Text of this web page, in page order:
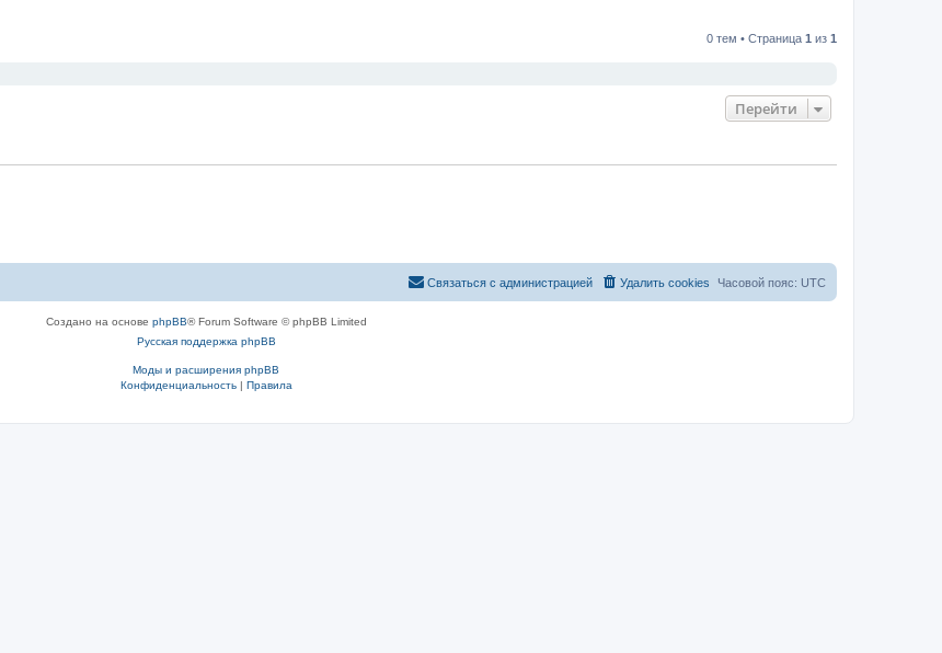
0 тем • Страница 1 из 1
Перейти
Часовой пояс: UTC
Удалить cookies
Связаться с администрацией
Создано на основе phpBB® Forum Software © phpBB Limited
Русская поддержка phpBB
Моды и расширения phpBB
Конфиденциальность| Правила